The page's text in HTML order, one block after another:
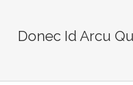
Donec Id Arcu